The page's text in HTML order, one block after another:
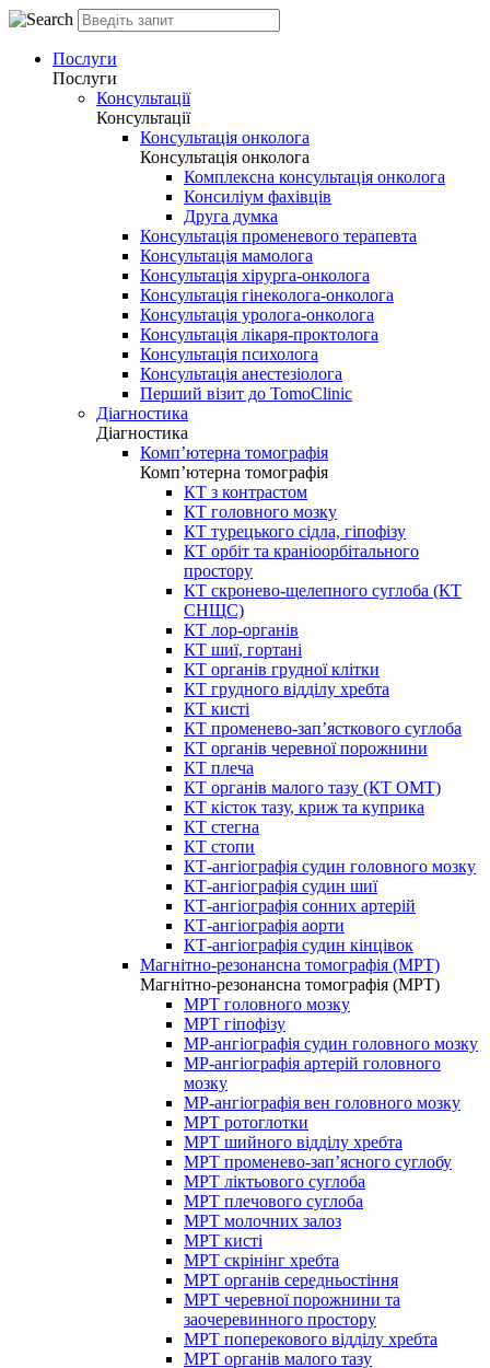
Послуги
Послуги
Консультації
Консультації
Консультація онколога
Консультація онколога
Комплексна консультація онколога
Консиліум фахівців
Друга думка
Консультація променевого терапевта
Консультація мамолога
Консультація хірурга-онколога
Консультація гінеколога-онколога
Консультація уролога-онколога
Консультація лікаря-проктолога
Консультація психолога
Консультація анестезіолога
Перший візит до TomoClinic
Діагностика
Діагностика
Комп’ютерна томографія
Комп’ютерна томографія
КТ з контрастом
КТ головного мозку
КТ турецького сідла, гіпофізу
КТ орбіт та краніоорбітального
простору
КТ скронево-щелепного суглоба (КТ
СНЩС)
КТ лор-органів
КТ шиї, гортані
КТ органів грудної клітки
КТ грудного відділу хребта
КТ кисті
КТ променево-зап’ясткового суглоба
КТ органів черевної порожнини
КТ плеча
КТ органів малого тазу (КТ ОМТ)
КТ кісток тазу, криж та куприка
КТ стегна
КТ стопи
КТ-ангіографія судин головного мозку
КТ-ангіографія судин шиї
КТ-ангіографія сонних артерій
КТ-ангіографія аорти
КТ-ангіографія судин кінцівок
Магнітно-резонансна томографія (МРТ)
Магнітно-резонансна томографія (МРТ)
МРТ головного мозку
МРТ гіпофізу
МР-ангіографія судин головного мозку
МР-ангіографія артерій головного
мозку
МР-ангіографія вен головного мозку
МРТ ротоглотки
МРТ шийного відділу хребта
МРТ променево-зап’ясного суглобу
МРТ ліктьового суглоба
МРТ плечового суглоба
МРТ молочних залоз
МРТ кисті
МРТ скрінінг хребта
МРТ органів середньостіння
МРТ черевної порожнини та
заочеревинного простору
МРТ поперекового відділу хребта
МРТ органів малого тазу